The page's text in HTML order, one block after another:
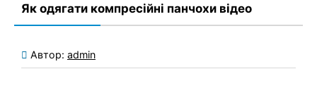
Як одягати компресійні панчохи відео
Автор: admin